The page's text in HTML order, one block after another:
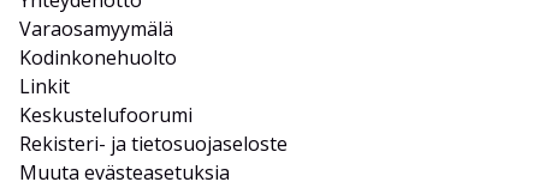
Varaosamyymälä
Kodinkonehuolto
Linkit
Keskustelufoorumi
Rekisteri- ja tietosuojaseloste
Muuta evästeasetuksia